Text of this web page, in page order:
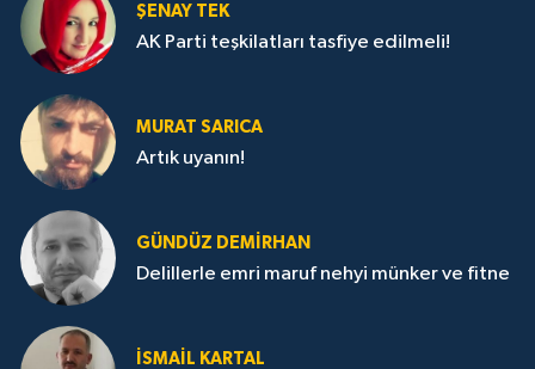
ŞENAY TEK
AK Parti teşkilatları tasfiye edilmeli!
MURAT SARICA
Artık uyanın!
GÜNDÜZ DEMIRHAN
Delillerle emri maruf nehyi münker ve fitne
İSMAIL KARTAL